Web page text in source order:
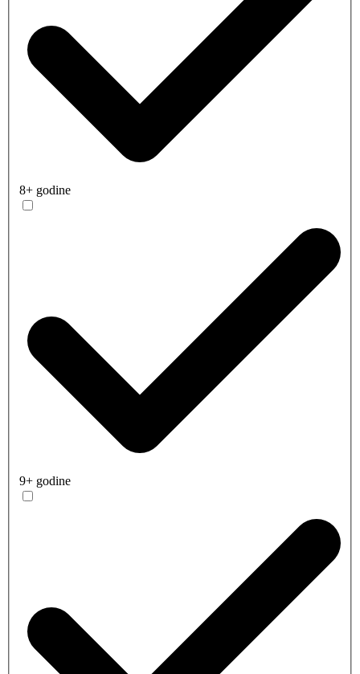
8+ godine
9+ godine